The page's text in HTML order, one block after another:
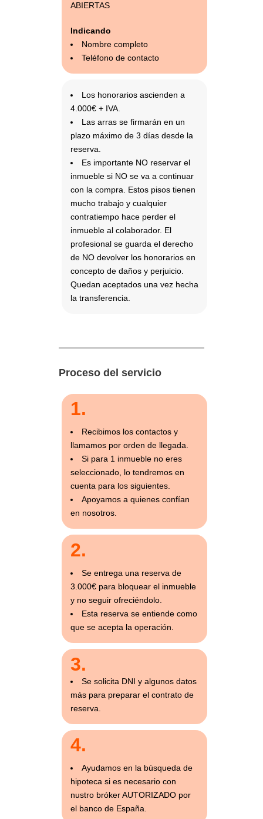
ABIERTAS
Indicando
Nombre completo
Teléfono de contacto
Los honorarios ascienden a
4.000€ + IVA.
Las arras se firmarán en un
plazo máximo de 3 días desde la
reserva.
Es importante NO reservar el
inmueble si NO se va a continuar
con la compra. Estos pisos tienen
mucho trabajo y cualquier
contratiempo hace perder el
inmueble al colaborador. El
profesional se guarda el derecho
de NO devolver los honorarios en
concepto de daños y perjuicio.
Quedan aceptados una vez hecha
la transferencia.
Proceso del servicio
1.
Recibimos los contactos y
llamamos por orden de llegada.
Si para 1 inmueble no eres
seleccionado, lo tendremos en
cuenta para los siguientes.
Apoyamos a quienes confían
en nosotros.
2.
Se entrega una reserva de
3.000€ para bloquear el inmueble
y no seguir ofreciéndolo.
Esta reserva se entiende como
que se acepta la operación.
3.
Se solicita DNI y algunos datos
más para preparar el contrato de
reserva.
4.
Ayudamos en la búsqueda de
hipoteca si es necesario con
nustro bróker AUTORIZADO por
el banco de España.